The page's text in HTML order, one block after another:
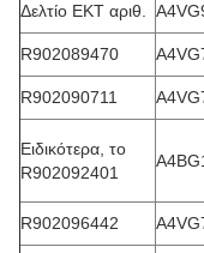
Δελτίο ΕΚΤ αριθ.
R902089470
R902090711
Ειδικότερα, το
R902092401
R902096442